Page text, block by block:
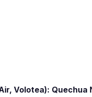
Volotea): Quechua